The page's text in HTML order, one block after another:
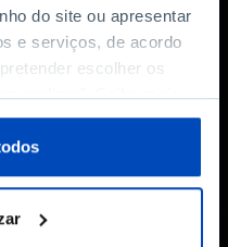
do site ou apresentar
e serviços, de acordo
escolher os
Saiba mais
de preferências ou da
ARTIGO
debate sobre a dívida